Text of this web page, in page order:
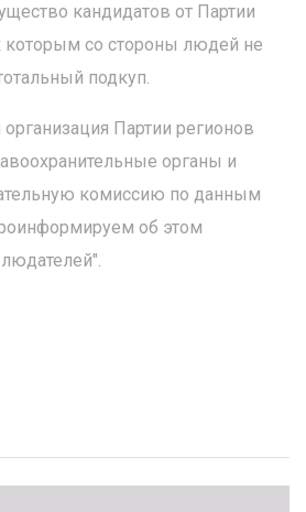
кандидатов от Партии
которым со стороны людей не
подкуп.
организация Партии регионов
органы и
комиссию по данным
об этом